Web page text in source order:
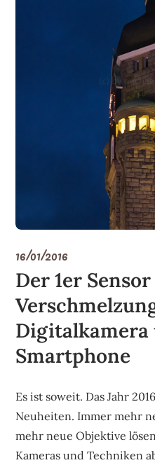
16/01/2016
Der 1er
Digitalkamera
Smartphone
Es ist soweit. Das Jahr
Neuheiten. Immer mehr
mehr neue Objektive
Kameras und Techniken